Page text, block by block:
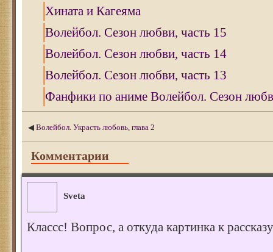
Хината и Кагеяма
Волейбол. Сезон любви, часть 15
Волейбол. Сезон любви, часть 14
Волейбол. Сезон любви, часть 13
Фанфики по аниме Волейбол. Сезон
◀ Волейбол. Украсть любовь, глава 2
Комментарии
Sveta
Классс! Вопрос, а откуда картинка к рассказу